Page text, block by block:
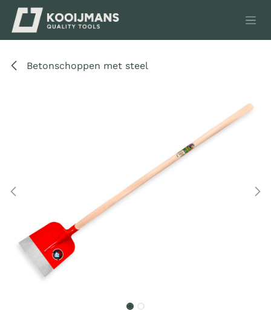
Overslaan naar inhoud
Betonschoppen met steel